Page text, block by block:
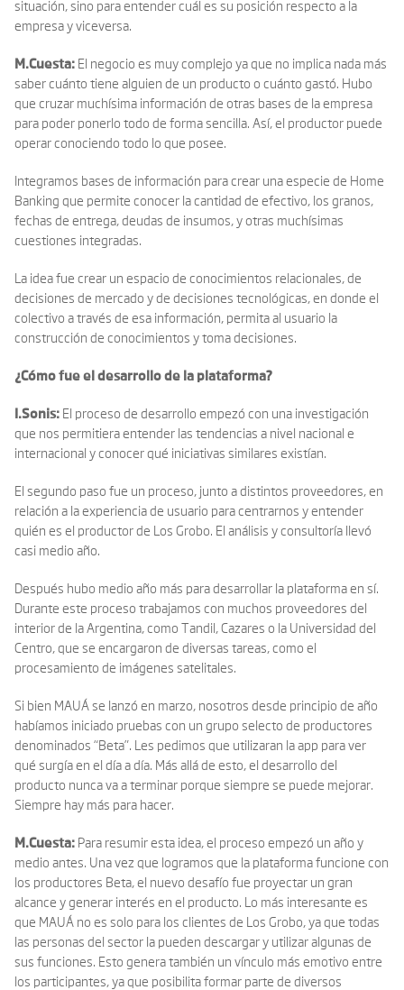
situación, sino para entender cuál es su posición respecto a la
empresa y viceversa.
M.Cuesta: El negocio es muy complejo ya que no implica nada más
saber cuánto tiene alguien de un producto o cuánto gastó. Hubo
que cruzar muchísima información de otras bases de la empresa
para poder ponerlo todo de forma sencilla. Así, el productor puede
operar conociendo todo lo que posee.
Integramos bases de información para crear una especie de Home
Banking que permite conocer la cantidad de efectivo, los granos,
fechas de entrega, deudas de insumos, y otras muchísimas
cuestiones integradas.
La idea fue crear un espacio de conocimientos relacionales, de
decisiones de mercado y de decisiones tecnológicas, en donde el
colectivo a través de esa información, permita al usuario la
construcción de conocimientos y toma decisiones.
¿Cómo fue el desarrollo de la plataforma?
I.Sonis: El proceso de desarrollo empezó con una investigación
que nos permitiera entender las tendencias a nivel nacional e
internacional y conocer qué iniciativas similares existían.
El segundo paso fue un proceso, junto a distintos proveedores, en
relación a la experiencia de usuario para centrarnos y entender
quién es el productor de Los Grobo. El análisis y consultoría llevó
casi medio año.
Después hubo medio año más para desarrollar la plataforma en sí.
Durante este proceso trabajamos con muchos proveedores del
interior de la Argentina, como Tandil, Cazares o la Universidad del
Centro, que se encargaron de diversas tareas, como el
procesamiento de imágenes satelitales.
Si bien MAUÁ se lanzó en marzo, nosotros desde principio de año
habíamos iniciado pruebas con un grupo selecto de productores
denominados “Beta”. Les pedimos que utilizaran la app para ver
qué surgía en el día a día. Más allá de esto, el desarrollo del
producto nunca va a terminar porque siempre se puede mejorar.
Siempre hay más para hacer.
M.Cuesta: Para resumir esta idea, el proceso empezó un año y
medio antes. Una vez que logramos que la plataforma funcione con
los productores Beta, el nuevo desafío fue proyectar un gran
alcance y generar interés en el producto. Lo más interesante es
que MAUÁ no es solo para los clientes de Los Grobo, ya que todas
las personas del sector la pueden descargar y utilizar algunas de
sus funciones. Esto genera también un vínculo más emotivo entre
los participantes, ya que posibilita formar parte de diversos